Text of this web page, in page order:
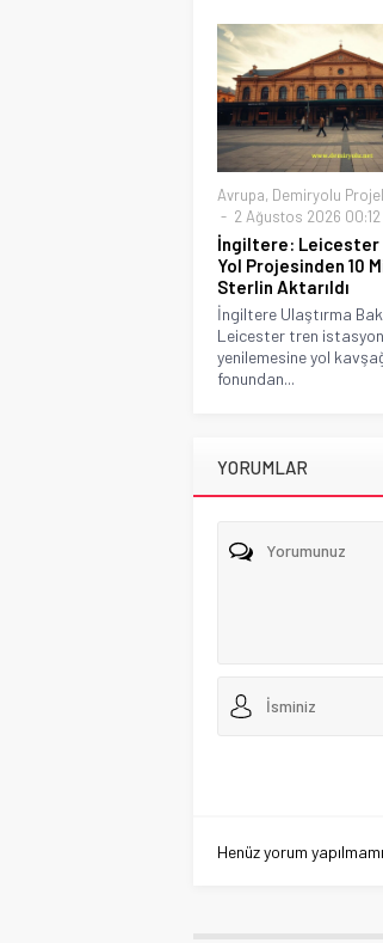
Avrupa, Demiryolu
2 Ağustos 2026 00:12
İngiltere: Leicester
Yol Projesinden 10
Sterlin Aktarıldı
İngiltere Ulaştırma
Leicester tren
yenilemesine yol
fonundan...
YORUMLAR
Henüz yorum